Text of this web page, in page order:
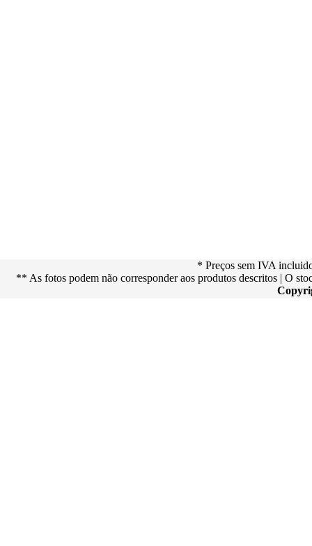
* Preços sem IVA
** As fotos podem não corresponder aos produtos descritos | O